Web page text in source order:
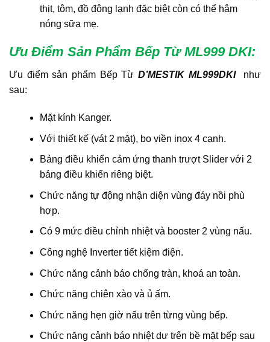
thịt, tôm, đồ đông lạnh đặc biệt còn có thể hâm
nóng sữa mẹ.
Ưu Điểm Sản Phẩm Bếp Từ ML999 DKI:
Ưu điểm sản phẩm Bếp Từ D’MESTIK ML999DKI
như
sau:
Mặt kính Kanger.
Với thiết kế (vát 2 mặt), bo viền inox 4 cạnh.
Bảng điều khiển cảm ứng thanh trượt Slider với 2
bảng điều khiển riêng biệt.
Chức năng tự động nhận diện vùng đáy nồi phù
hợp.
Có 9 mức điều chỉnh nhiệt và booster 2 vùng nấu.
Công nghệ Inverter tiết kiệm điện.
Chức năng cảnh báo chống tràn, khoá an toàn.
Chức năng chiên xào và ủ ấm.
Chức năng hẹn giờ nấu trên từng vùng bếp.
Chức năng cảnh báo nhiệt dư trên bề mặt bếp sau